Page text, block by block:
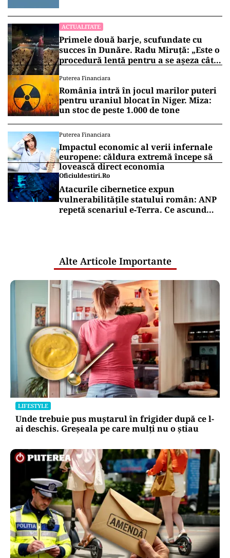
ACTUALITATE
Primele două barje, scufundate cu
succes în Dunăre. Radu Miruță: „Este o
procedură lentă pentru a se așeza cât
Puterea Financiara
România intră în jocul marilor puteri
pentru uraniul blocat în Niger. Miza:
un stoc de peste 1.000 de tone
Puterea Financiara
Impactul economic al verii infernale
europene: căldura extremă începe să
lovească direct economia
Oficiuldestiri.ro
Atacurile cibernetice expun
vulnerabilitățile statului român: ANP
repetă scenariul e‑Terra. Ce ascund
Alte Articole Importante
LIFESTYLE
Unde trebuie pus muștarul în frigider după ce l-
ai deschis. Greșeala pe care mulți nu o știau